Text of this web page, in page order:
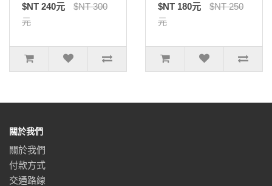
$NT 240元
$NT 300
元
$NT 180元
$NT 250
元
關於我們
關於我們
付款方式
交通路線